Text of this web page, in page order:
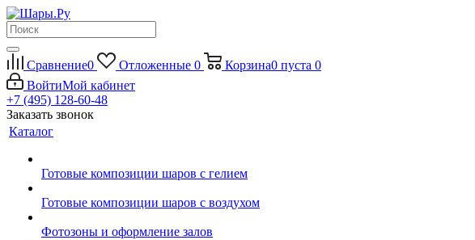
Сравнение0 Отложенные 0 Корзина0 пуста 0
ВойтиМой кабинет
+7 (495) 128-60-48
Заказать звонок
Каталог
Готовые композиции шаров с гелием
Готовые композиции шаров с воздухом
Фотозоны и оформление залов